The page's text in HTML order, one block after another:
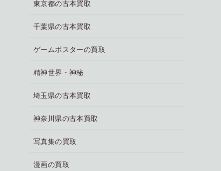
東京都の古本買取
千葉県の古本買取
ゲームポスターの買取
精神世界・神秘
埼玉県の古本買取
神奈川県の古本買取
写真集の買取
漫画の買取